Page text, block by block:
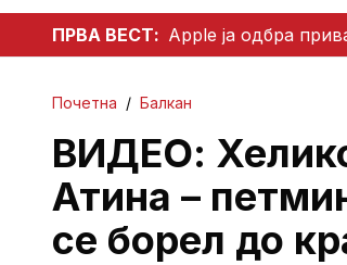
ПРВА ВЕСТ: Apple ја одбра
Почетна / Балкан
ВИДЕО:
Атина –
се борел до